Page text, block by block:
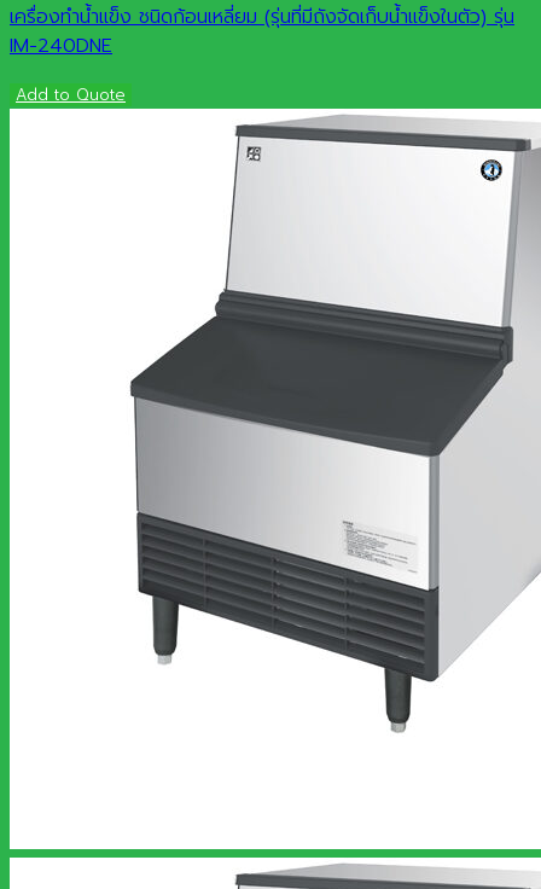
เครื่องทำน้ำแข็ง ชนิดก้อนเหลี่ยม (รุ่นที่มีถังจัดเก็บน้ำแข็งในตัว) รุ่น
IM-240DNE
Add to Quote